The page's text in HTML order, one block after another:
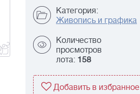
Категория:
Живопись и графика
Количество
просмотров
лота: 158
Добавить в избранное